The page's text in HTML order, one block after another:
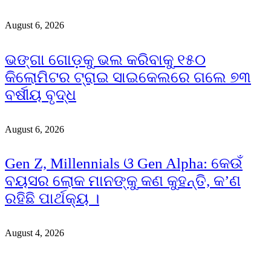
August 6, 2026
ଭଙ୍ଗା ଗୋଡ଼କୁ ଭଲ କରିବାକୁ ୧୫୦
କିଲୋମିଟର ଟ୍ରାଇ ସାଇକେଲରେ ଗଲେ ୭୩
ବର୍ଷୀୟ ବୃଦ୍ଧ
August 6, 2026
Gen Z, Millennials ଓ Gen Alpha: କେଉଁ
ବୟସର ଲୋକ ମାନଙ୍କୁ କଣ କୁହନ୍ତି, କ’ଣ
ରହିଛି ପାର୍ଥକ୍ୟ ।
August 4, 2026